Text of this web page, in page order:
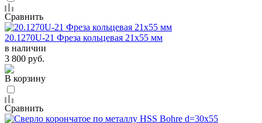
Сравнить
20.1270U-21 Фреза кольцевая 21x55 мм
в наличии
3 800 руб.
В корзину
Сравнить